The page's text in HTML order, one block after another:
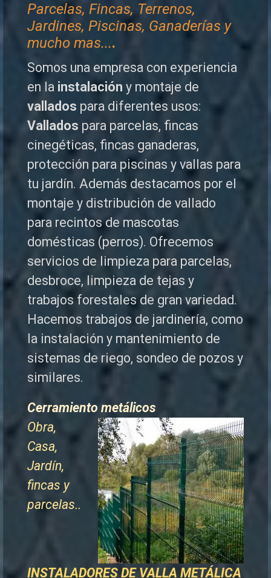
Parcelas, Fincas, Terrenos,
Jardines, Piscinas, Ganaderías y
mucho mas....
Somos una empresa con experiencia
en la instalación y montaje de
vallados para diferentes usos:
Vallados para parcelas, fincas
cinegéticas, fincas ganaderas,
protección para piscinas y vallas para
tu jardín. Además destacamos por el
montaje y distribución de vallado
para recintos de mascotas
domésticas (perros). Ofrecemos
servicios de limpieza para parcelas,
desbroce, limpieza de tejas y
trabajos forestales de gran variedad.
Hacemos trabajos de jardinería, como
la instalación y mantenimiento de
sistemas de riego, sondeo de pozos y
similares.
Cerramiento metálicos
Obra,
Casa,
Jardín,
fincas y
parcelas..
INSTALADORES DE VALLA METÁLICA